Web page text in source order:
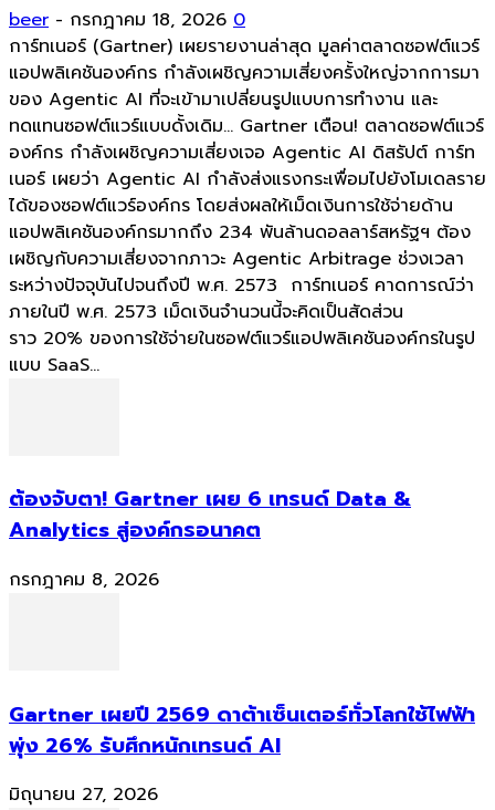
beer - กรกฎาคม 18, 2026 0
การ์ทเนอร์ (Gartner) เผยรายงานล่าสุด มูลค่าตลาดซอฟต์แวร์
แอปพลิเคชันองค์กร กำลังเผชิญความเสี่ยงครั้งใหญ่จากการมา
ของ Agentic AI ที่จะเข้ามาเปลี่ยนรูปแบบการทำงาน และ
ทดแทนซอฟต์แวร์แบบดั้งเดิม... Gartner เตือน! ตลาดซอฟต์แวร์
องค์กร กำลังเผชิญความเสี่ยงเจอ Agentic AI ดิสรัปต์ การ์ท
เนอร์ เผยว่า Agentic AI กำลังส่งแรงกระเพื่อมไปยังโมเดลราย
ได้ของซอฟต์แวร์องค์กร โดยส่งผลให้เม็ดเงินการใช้จ่ายด้าน
แอปพลิเคชันองค์กรมากถึง 234 พันล้านดอลลาร์สหรัฐฯ ต้อง
เผชิญกับความเสี่ยงจากภาวะ Agentic Arbitrage ช่วงเวลา
ระหว่างปัจจุบันไปจนถึงปี พ.ศ. 2573 การ์ทเนอร์ คาดการณ์ว่า
ภายในปี พ.ศ. 2573 เม็ดเงินจำนวนนี้จะคิดเป็นสัดส่วน
ราว 20% ของการใช้จ่ายในซอฟต์แวร์แอปพลิเคชันองค์กรในรูป
แบบ SaaS...
ต้องจับตา! Gartner เผย 6 เทรนด์ Data &
Analytics สู่องค์กรอนาคต
กรกฎาคม 8, 2026
Gartner เผยปี 2569 ดาต้าเซ็นเตอร์ทั่วโลกใช้ไฟฟ้า
พุ่ง 26% รับศึกหนักเทรนด์ AI
มิถุนายน 27, 2026